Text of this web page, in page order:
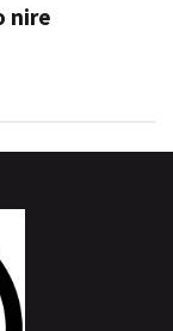
nire